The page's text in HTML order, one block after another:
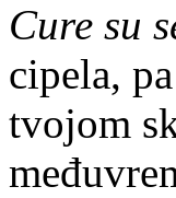
Cure su
cipela,
tvojom